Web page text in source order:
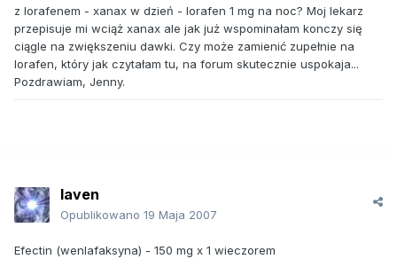
z lorafenem - xanax w dzień - lorafen 1 mg na noc? Moj lekarz
przepisuje mi wciąż xanax ale jak już wspominałam konczy się
ciągle na zwiększeniu dawki. Czy może zamienić zupełnie na
lorafen, który jak czytałam tu, na forum skutecznie uspokaja...
Pozdrawiam, Jenny.
laven
Opublikowano 19 Maja 2007
Efectin (wenlafaksyna) - 150 mg x 1 wieczorem